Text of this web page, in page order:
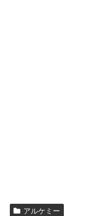
アルケミー